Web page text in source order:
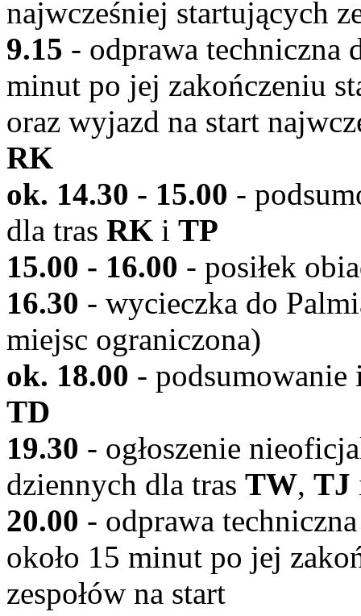
najwcześniej startujących
9.15 - odprawa techniczna
minut po jej zakończeniu
oraz wyjazd na start
RK
ok. 14.30 - 15.00 -
dla tras RK i TP
15.00 - 16.00 - posiłek
16.30 - wycieczka do
miejsc ograniczona)
ok. 18.00 - podsumowanie
TD
19.30 - ogłoszenie
dziennych dla tras TW, TJ
20.00 - odprawa
około 15 minut po jej
zespołów na start